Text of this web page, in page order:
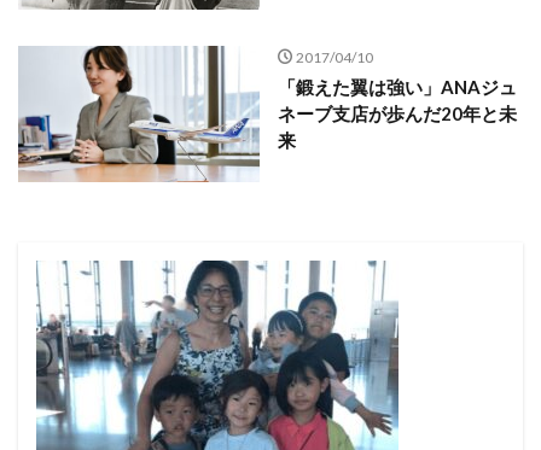
2017/04/10
「鍛えた翼は強い」ANAジュ
ネーブ支店が歩んだ20年と未
来